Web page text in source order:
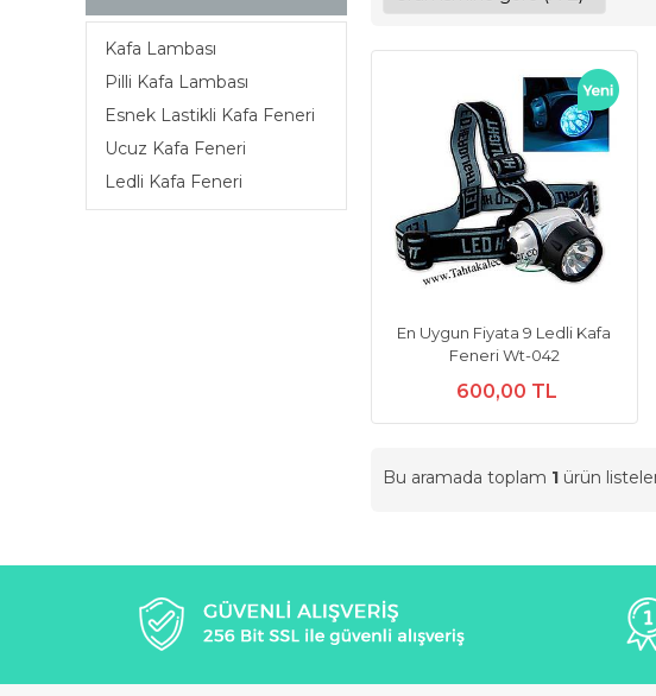
Kafa Lambası
Pilli Kafa Lambası
Esnek Lastikli Kafa Feneri
Ucuz Kafa Feneri
Ledli Kafa Feneri
En Uygun Fiyata 9 Ledli Kafa
Feneri Wt-042
600,00 TL
Bu aramada toplam 1 ürün